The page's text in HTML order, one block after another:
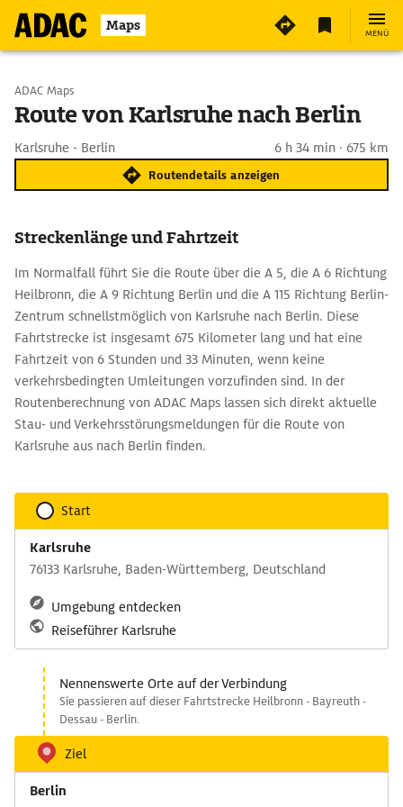
Maps MENÜ
Start wählen
ADAC Maps
Route von Karlsruhe nach Berlin
Karlsruhe - Berlin 6 h 34 min · 675 km
Routendetails anzeigen
Streckenlänge und Fahrtzeit
Im Normalfall führt Sie die Route über die A 5, die A 6 Richtung
Heilbronn, die A 9 Richtung Berlin und die A 115 Richtung Berlin-
Zentrum schnellstmöglich von Karlsruhe nach Berlin. Diese
Fahrtstrecke ist insgesamt 675 Kilometer lang und hat eine
Fahrtzeit von 6 Stunden und 33 Minuten, wenn keine
verkehrsbedingten Umleitungen vorzufinden sind. In der
Routenberechnung von ADAC Maps lassen sich direkt aktuelle
Stau- und Verkehrsstörungsmeldungen für die Route von
Karlsruhe aus nach Berlin finden.
Start
Karlsruhe
76133 Karlsruhe, Baden-Württemberg, Deutschland
Umgebung entdecken
Reiseführer Karlsruhe
Nennenswerte Orte auf der Verbindung
Sie passieren auf dieser Fahrtstrecke Heilbronn - Bayreuth -
Dessau - Berlin.
Ziel
Berlin